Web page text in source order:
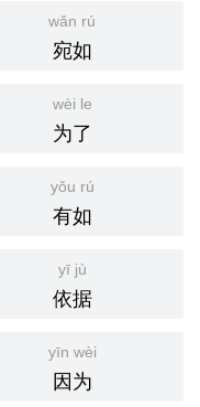
wǎn rú
宛如
wèi le
为了
yǒu rú
有如
yī jù
依据
yīn wèi
因为